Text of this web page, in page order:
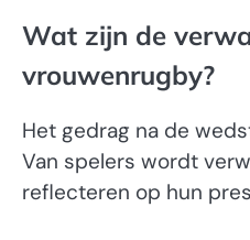
Wat zijn de
vrouwenrugby?
Het gedrag na de
Van spelers wordt
reflecteren op hun